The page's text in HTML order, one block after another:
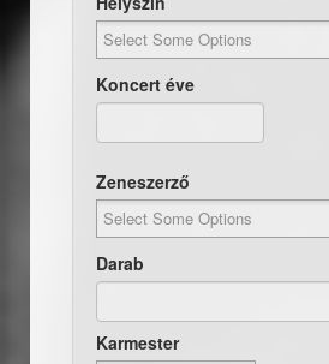
Koncert éve
Zeneszerző
Darab
Karmester